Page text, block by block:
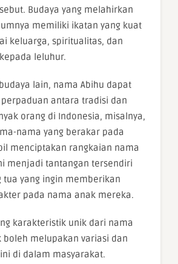
Budaya yang melahirkan
memiliki ikatan yang kuat
keluarga, spiritualitas, dan
leluhur.
lain, nama Abihu dapat
antara tradisi dan
orang di Indonesia, misalnya,
nama yang berakar pada
menciptakan rangkaian nama
menjadi tantangan tersendiri
tua yang ingin memberikan
pada nama anak mereka.
karakteristik unik dari nama
boleh melupakan variasi dan
di dalam masyarakat.